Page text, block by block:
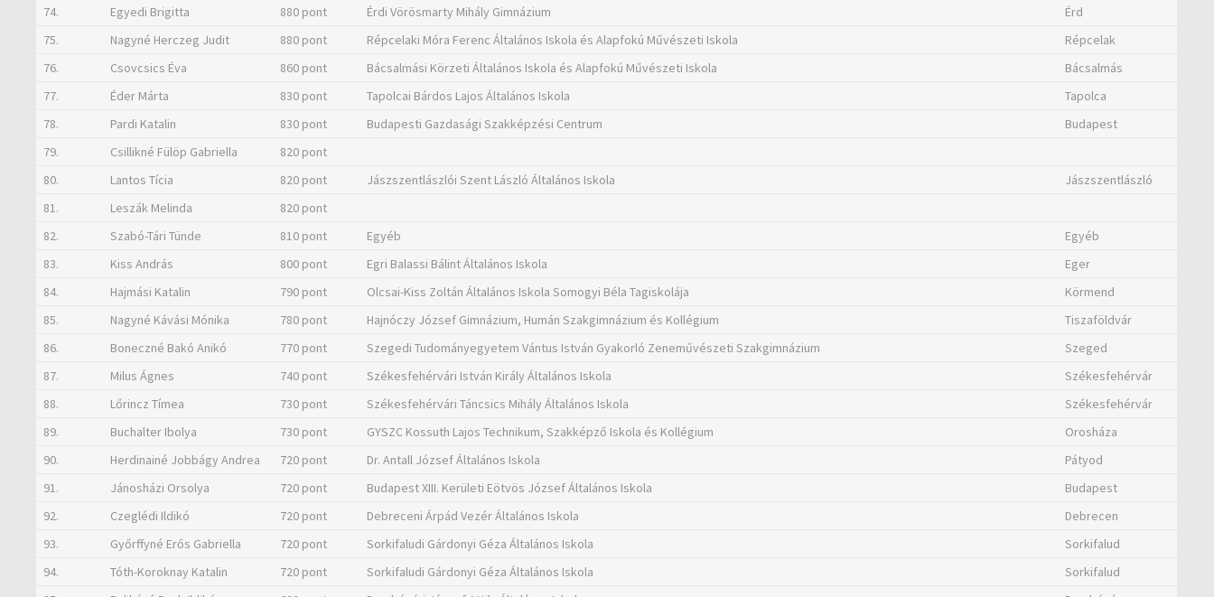
74.
Egyedi Brigitta 880 pont Érdi Vörösmarty Mihály Gimnázium
Érd
75.
Nagyné Herczeg Judit 880 pont Répcelaki Móra Ferenc Általános Iskola és Alapfokú Művészeti Iskola
Répcelak
76.
Csovcsics Éva 860 pont Bácsalmási Körzeti Általános Iskola és Alapfokú Művészeti Iskola
Bácsalmás
77.
Éder Márta 830 pont Tapolcai Bárdos Lajos Általános Iskola
Tapolca
78.
Pardi Katalin 830 pont Budapesti Gazdasági Szakképzési Centrum
Budapest
79.
Csillikné Fülöp Gabriella
820 pont
80.
Lantos Tícia 820 pont Jászszentlászlói Szent László Általános Iskola
Jászszentlászló
81.
Leszák Melinda
820 pont
82.
Szabó-Tári Tünde 810 pont Egyéb
Egyéb
83.
Kiss András 800 pont Egri Balassi Bálint Általános Iskola
Eger
84.
Hajmási Katalin 790 pont Olcsai-Kiss Zoltán Általános Iskola Somogyi Béla Tagiskolája
Körmend
85.
Nagyné Kávási Mónika 780 pont Hajnóczy József Gimnázium, Humán Szakgimnázium és Kollégium
Tiszaföldvár
86.
Boneczné Bakó Anikó 770 pont Szegedi Tudományegyetem Vántus István Gyakorló Zeneművészeti Szakgimnázium
Szeged
87.
Milus Ágnes 740 pont Székesfehérvári István Király Általános Iskola
Székesfehérvár
88.
Lőrincz Tímea 730 pont Székesfehérvári Táncsics Mihály Általános Iskola
Székesfehérvár
89.
Buchalter Ibolya 730 pont GYSZC Kossuth Lajos Technikum, Szakképző Iskola és Kollégium
Orosháza
90.
Herdinainé Jobbágy Andrea 720 pont Dr. Antall József Általános Iskola
Pátyod
91.
Jánosházi Orsolya 720 pont Budapest XIII. Kerületi Eötvös József Általános Iskola
Budapest
92.
Czeglédi Ildikó 720 pont Debreceni Árpád Vezér Általános Iskola
Debrecen
93.
Győrffyné Erős Gabriella 720 pont Sorkifaludi Gárdonyi Géza Általános Iskola
Sorkifalud
94.
Tóth-Koroknay Katalin 720 pont Sorkifaludi Gárdonyi Géza Általános Iskola
Sorkifalud